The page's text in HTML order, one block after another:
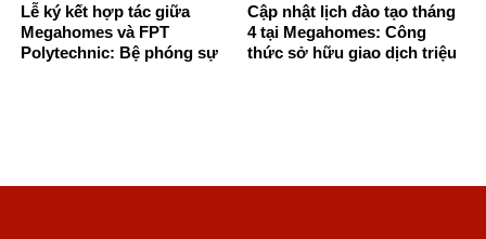
Lễ ký kết hợp tác giữa
Megahomes và FPT
Polytechnic: Bệ phóng sự
Cập nhật lịch đào tạo tháng
4 tại Megahomes: Công
thức sở hữu giao dịch triệu